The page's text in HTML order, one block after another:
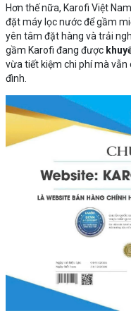
Hơn thế nữa, Karofi Việt
đặt máy lọc nước để gầm
yên tâm đặt hàng và trải
gầm Karofi đang được
vừa tiết kiệm chi phí mà
đình.